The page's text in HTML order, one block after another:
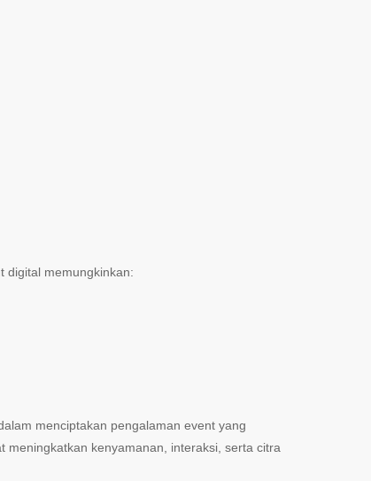
digital memungkinkan:
menciptakan pengalaman event yang
kenyamanan, interaksi, serta citra